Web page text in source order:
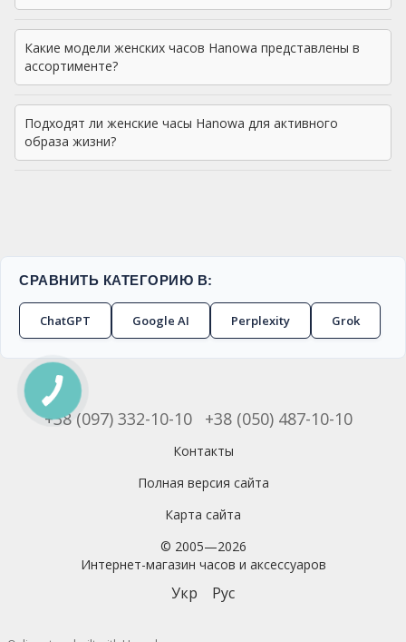
Какие модели женских часов Hanowa представлены в
ассортименте?
Подходят ли женские часы Hanowa для активного
образа жизни?
СРАВНИТЬ КАТЕГОРИЮ В:
ChatGPT Google AI Perplexity Grok
+38 (097) 332-10-10 +38 (050) 487-10-10
Контакты
Полная версия сайта
Карта сайта
© 2005—2026
Интернет-магазин часов и аксессуаров
Укр Рус